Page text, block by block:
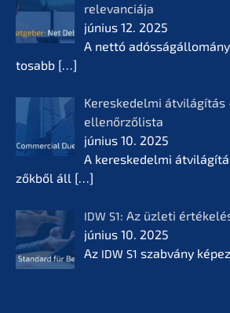
relevan­ciá­ja
június 12. 2025
A nettó
tosabb […]
Keres­ke­del­mi
ellenőr­ző­lis­ta
június 10. 2025
A keres­ke­del­mi
zők­ből áll […]
IDW S1: Az üzleti
június 10. 2025
Az IDW S1 szabvá­ny